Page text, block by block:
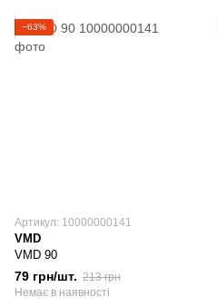
−63%
Артикул: 10000000141
VMD
VMD 90
79 грн/шт. 213 грн
Немає в наявності